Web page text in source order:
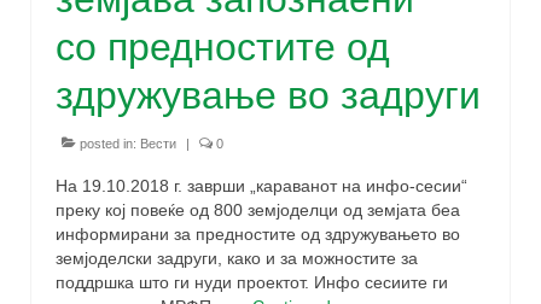
со предностите од
здружување во задруги
posted in: Вести | 0
На 19.10.2018 г. заврши „караванот на инфо-сесии“
преку кој повеќе од 800 земјоделци од земјата беа
информирани за предностите од здружувањето во
земјоделски задруги, како и за можностите за
поддршка што ги нуди проектот. Инфо сесиите ги